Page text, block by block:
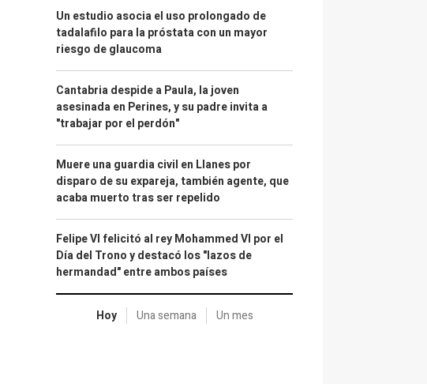
Un estudio asocia el uso prolongado de
tadalafilo para la próstata con un mayor
riesgo de glaucoma
Cantabria despide a Paula, la joven
asesinada en Perines, y su padre invita a
"trabajar por el perdón"
Muere una guardia civil en Llanes por
disparo de su expareja, también agente, que
acaba muerto tras ser repelido
Felipe VI felicitó al rey Mohammed VI por el
Día del Trono y destacó los "lazos de
hermandad" entre ambos países
Hoy Una semana Un mes